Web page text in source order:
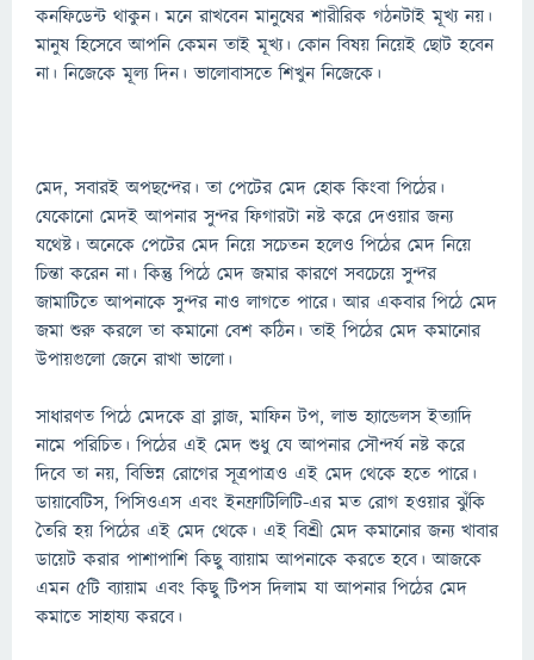
কনফিডেন্ট থাকুন। মনে রাখবেন মানুষের শারীরিক গঠনটাই মূখ্য নয়।
মানুষ হিসেবে আপনি কেমন তাই মূখ্য। কোন বিষয় নিয়েই ছোট হবেন
না। নিজেকে মূল্য দিন। ভালোবাসতে শিখুন নিজেকে।
মেদ, সবারই অপছন্দের। তা পেটের মেদ হোক কিংবা পিঠের।
যেকোনো মেদই আপনার সুন্দর ফিগারটা নষ্ট করে দেওয়ার জন্য
যথেষ্ট। অনেকে পেটের মেদ নিয়ে সচেতন হলেও পিঠের মেদ নিয়ে
চিন্তা করেন না। কিন্তু পিঠে মেদ জমার কারণে সবচেয়ে সুন্দর
জামাটিতে আপনাকে সুন্দর নাও লাগতে পারে। আর একবার পিঠে মেদ
জমা শুরু করলে তা কমানো বেশ কঠিন। তাই পিঠের মেদ কমানোর
উপায়গুলো জেনে রাখা ভালো।
সাধারণত পিঠে মেদকে ব্রা ব্লাজ, মাফিন টপ, লাভ হ্যান্ডেলস ইত্যাদি
নামে পরিচিত। পিঠের এই মেদ শুধু যে আপনার সৌন্দর্য নষ্ট করে
দিবে তা নয়, বিভিন্ন রোগের সূত্রপাত্রও এই মেদ থেকে হতে পারে।
ডায়াবেটিস, পিসিওএস এবং ইনফ্রাটিলিটি-এর মত রোগ হওয়ার ঝুঁকি
তৈরি হয় পিঠের এই মেদ থেকে। এই বিশ্রী মেদ কমানোর জন্য খাবার
ডায়েট করার পাশাপাশি কিছু ব্যায়াম আপনাকে করতে হবে। আজকে
এমন ৫টি ব্যায়াম এবং কিছু টিপস দিলাম যা আপনার পিঠের মেদ
কমাতে সাহায্য করবে।